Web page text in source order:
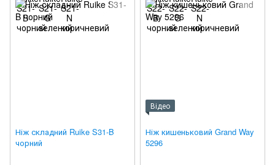
Ніж складний Ruike S31-B
чорний
Відео
Ніж кишеньковий Grand Way
5296